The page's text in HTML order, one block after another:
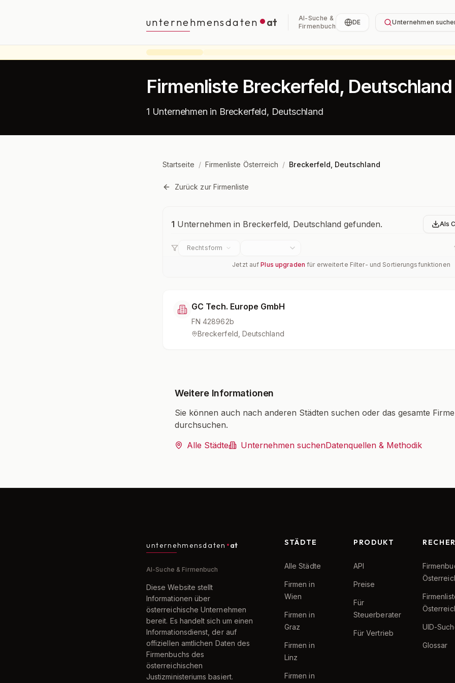
unternehmensdaten at
AI-Suche &
Firmenbuch
DE Unternehmen
Firmenliste Breckerfeld, Deutschland
1 Unternehmen in Breckerfeld, Deutschland
Startseite / Firmenliste Österreich / Breckerfeld, Deutschland
Zurück zur Firmenliste
Unternehmensübersicht
1 Unternehmen in Breckerfeld, Deutschland gefunden. Als
Rechtsform
Jetzt aufPlus upgraden für erweiterte Filter- und Sortierungsfunktionen
GC Tech. Europe GmbH
FN428962b
Breckerfeld, Deutschland
Weitere Informationen
Sie können auch nach anderen Städten suchen oder das gesamte
durchsuchen.
Alle Städte
Unternehmen suchenDatenquellen & Methodik
unternehmensdaten at
AI-Suche & Firmenbuch
Diese Website stellt
Informationen über
österreichische Unternehmen
bereit. Es handelt sich um einen
Informationsdienst, der auf
offiziellen amtlichen Daten des
Firmenbuchs des
österreichischen
Justizministeriums basiert.
STÄDTE
Alle Städte
Firmen in
Wien
Firmen in
Graz
Firmen in
Linz
Firmen in
PRODUKT
API
Preise
Für
Steuerberater
Für Vertrieb
UID-
Glossar